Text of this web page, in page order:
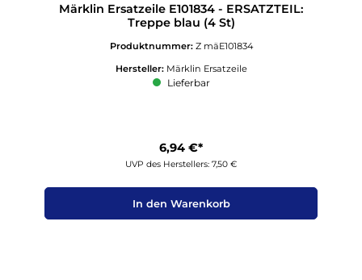
Märklin Ersatzeile E101834 - ERSATZTEIL:
Treppe blau (4 St)
Produktnummer: Z mäE101834
Hersteller: Märklin Ersatzeile
Lieferbar
6,94 €*
UVP des Herstellers: 7,50 €
In den Warenkorb